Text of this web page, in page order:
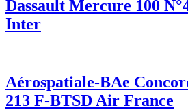
Dassault Mercure 100
Inter
Aérospatiale-BAe
213 F-BTSD Air France